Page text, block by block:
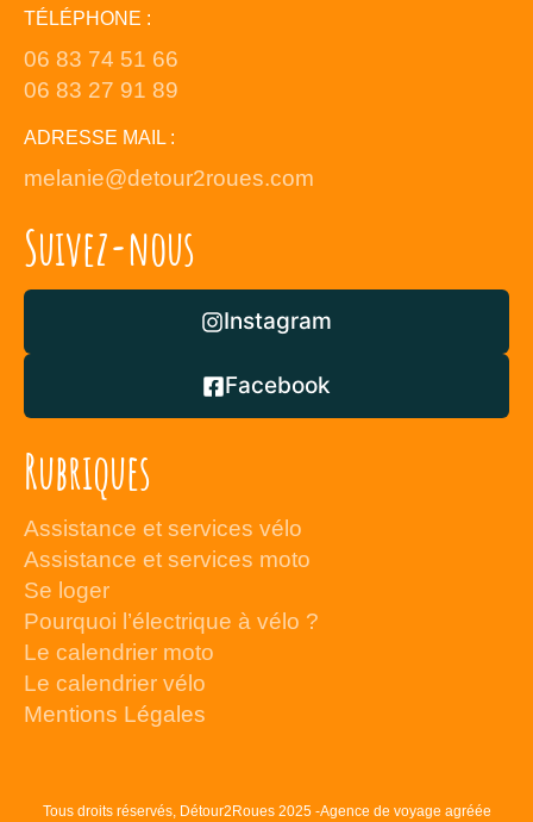
TÉLÉPHONE :
06 83 74 51 66
06 83 27 91 89
ADRESSE MAIL :
melanie@detour2roues.com
Suivez-nous
Instagram
Facebook
Rubriques
Assistance et services vélo
Assistance et services moto
Se loger
Pourquoi l’électrique à vélo ?
Le calendrier moto
Le calendrier vélo
Mentions Légales
Tous droits réservés, Détour2Roues 2025 -Agence de voyage agréée